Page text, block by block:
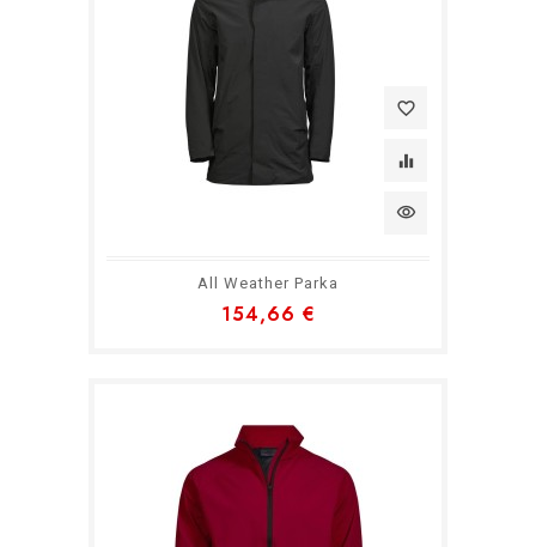
favorite_border
equalizer
visibility
All Weather Parka
154,66 €